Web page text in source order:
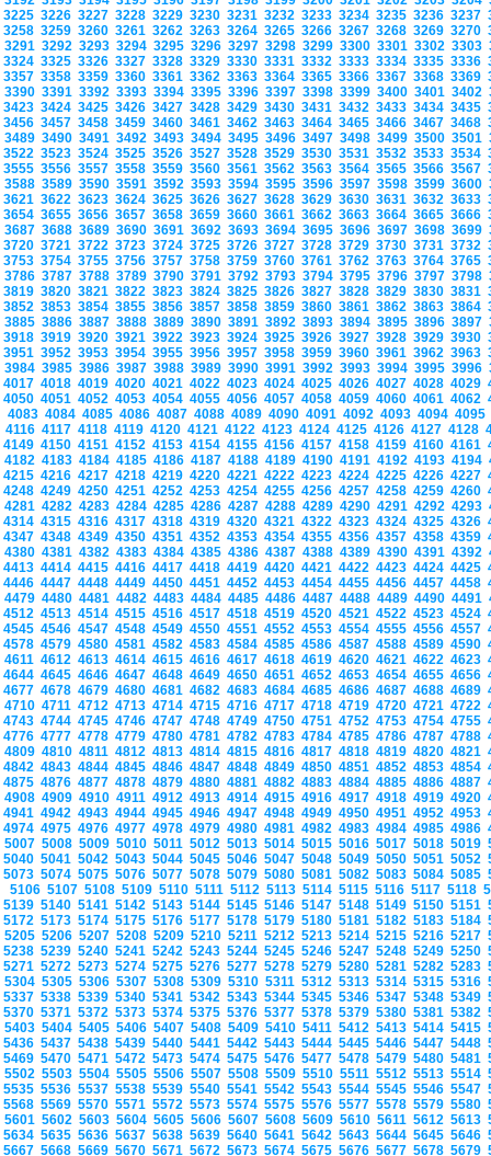
3225 3226 3227 3228 3229 3230 3231 3232 3233 3234 3235 3236 3237
3258 3259 3260 3261 3262 3263 3264 3265 3266 3267 3268 3269 3270
3291 3292 3293 3294 3295 3296 3297 3298 3299 3300 3301 3302 3303
3324 3325 3326 3327 3328 3329 3330 3331 3332 3333 3334 3335 3336
3357 3358 3359 3360 3361 3362 3363 3364 3365 3366 3367 3368 3369
3390 3391 3392 3393 3394 3395 3396 3397 3398 3399 3400 3401 3402
3423 3424 3425 3426 3427 3428 3429 3430 3431 3432 3433 3434 3435
3456 3457 3458 3459 3460 3461 3462 3463 3464 3465 3466 3467 3468
3489 3490 3491 3492 3493 3494 3495 3496 3497 3498 3499 3500 3501
3522 3523 3524 3525 3526 3527 3528 3529 3530 3531 3532 3533 3534
3555 3556 3557 3558 3559 3560 3561 3562 3563 3564 3565 3566 3567
3588 3589 3590 3591 3592 3593 3594 3595 3596 3597 3598 3599 3600
3621 3622 3623 3624 3625 3626 3627 3628 3629 3630 3631 3632 3633
3654 3655 3656 3657 3658 3659 3660 3661 3662 3663 3664 3665 3666
3687 3688 3689 3690 3691 3692 3693 3694 3695 3696 3697 3698 3699
3720 3721 3722 3723 3724 3725 3726 3727 3728 3729 3730 3731 3732
3753 3754 3755 3756 3757 3758 3759 3760 3761 3762 3763 3764 3765
3786 3787 3788 3789 3790 3791 3792 3793 3794 3795 3796 3797 3798
3819 3820 3821 3822 3823 3824 3825 3826 3827 3828 3829 3830 3831
3852 3853 3854 3855 3856 3857 3858 3859 3860 3861 3862 3863 3864
3885 3886 3887 3888 3889 3890 3891 3892 3893 3894 3895 3896 3897
3918 3919 3920 3921 3922 3923 3924 3925 3926 3927 3928 3929 3930
3951 3952 3953 3954 3955 3956 3957 3958 3959 3960 3961 3962 3963
3984 3985 3986 3987 3988 3989 3990 3991 3992 3993 3994 3995 3996
4017 4018 4019 4020 4021 4022 4023 4024 4025 4026 4027 4028 4029
4050 4051 4052 4053 4054 4055 4056 4057 4058 4059 4060 4061 4062
4083 4084 4085 4086 4087 4088 4089 4090 4091 4092 4093 4094 4095
4116 4117 4118 4119 4120 4121 4122 4123 4124 4125 4126 4127 4128
4149 4150 4151 4152 4153 4154 4155 4156 4157 4158 4159 4160 4161
4182 4183 4184 4185 4186 4187 4188 4189 4190 4191 4192 4193 4194
4215 4216 4217 4218 4219 4220 4221 4222 4223 4224 4225 4226 4227
4248 4249 4250 4251 4252 4253 4254 4255 4256 4257 4258 4259 4260
4281 4282 4283 4284 4285 4286 4287 4288 4289 4290 4291 4292 4293
4314 4315 4316 4317 4318 4319 4320 4321 4322 4323 4324 4325 4326
4347 4348 4349 4350 4351 4352 4353 4354 4355 4356 4357 4358 4359
4380 4381 4382 4383 4384 4385 4386 4387 4388 4389 4390 4391 4392
4413 4414 4415 4416 4417 4418 4419 4420 4421 4422 4423 4424 4425
4446 4447 4448 4449 4450 4451 4452 4453 4454 4455 4456 4457 4458
4479 4480 4481 4482 4483 4484 4485 4486 4487 4488 4489 4490 4491
4512 4513 4514 4515 4516 4517 4518 4519 4520 4521 4522 4523 4524
4545 4546 4547 4548 4549 4550 4551 4552 4553 4554 4555 4556 4557
4578 4579 4580 4581 4582 4583 4584 4585 4586 4587 4588 4589 4590
4611 4612 4613 4614 4615 4616 4617 4618 4619 4620 4621 4622 4623
4644 4645 4646 4647 4648 4649 4650 4651 4652 4653 4654 4655 4656
4677 4678 4679 4680 4681 4682 4683 4684 4685 4686 4687 4688 4689
4710 4711 4712 4713 4714 4715 4716 4717 4718 4719 4720 4721 4722
4743 4744 4745 4746 4747 4748 4749 4750 4751 4752 4753 4754 4755
4776 4777 4778 4779 4780 4781 4782 4783 4784 4785 4786 4787 4788
4809 4810 4811 4812 4813 4814 4815 4816 4817 4818 4819 4820 4821
4842 4843 4844 4845 4846 4847 4848 4849 4850 4851 4852 4853 4854
4875 4876 4877 4878 4879 4880 4881 4882 4883 4884 4885 4886 4887
4908 4909 4910 4911 4912 4913 4914 4915 4916 4917 4918 4919 4920
4941 4942 4943 4944 4945 4946 4947 4948 4949 4950 4951 4952 4953
4974 4975 4976 4977 4978 4979 4980 4981 4982 4983 4984 4985 4986
5007 5008 5009 5010 5011 5012 5013 5014 5015 5016 5017 5018 5019
5040 5041 5042 5043 5044 5045 5046 5047 5048 5049 5050 5051 5052
5073 5074 5075 5076 5077 5078 5079 5080 5081 5082 5083 5084 5085
5106 5107 5108 5109 5110 5111 5112 5113 5114 5115 5116 5117 5118
5139 5140 5141 5142 5143 5144 5145 5146 5147 5148 5149 5150 5151
5172 5173 5174 5175 5176 5177 5178 5179 5180 5181 5182 5183 5184
5205 5206 5207 5208 5209 5210 5211 5212 5213 5214 5215 5216 5217
5238 5239 5240 5241 5242 5243 5244 5245 5246 5247 5248 5249 5250
5271 5272 5273 5274 5275 5276 5277 5278 5279 5280 5281 5282 5283
5304 5305 5306 5307 5308 5309 5310 5311 5312 5313 5314 5315 5316
5337 5338 5339 5340 5341 5342 5343 5344 5345 5346 5347 5348 5349
5370 5371 5372 5373 5374 5375 5376 5377 5378 5379 5380 5381 5382
5403 5404 5405 5406 5407 5408 5409 5410 5411 5412 5413 5414 5415
5436 5437 5438 5439 5440 5441 5442 5443 5444 5445 5446 5447 5448
5469 5470 5471 5472 5473 5474 5475 5476 5477 5478 5479 5480 5481
5502 5503 5504 5505 5506 5507 5508 5509 5510 5511 5512 5513 5514
5535 5536 5537 5538 5539 5540 5541 5542 5543 5544 5545 5546 5547
5568 5569 5570 5571 5572 5573 5574 5575 5576 5577 5578 5579 5580
5601 5602 5603 5604 5605 5606 5607 5608 5609 5610 5611 5612 5613
5634 5635 5636 5637 5638 5639 5640 5641 5642 5643 5644 5645 5646
5667 5668 5669 5670 5671 5672 5673 5674 5675 5676 5677 5678 5679